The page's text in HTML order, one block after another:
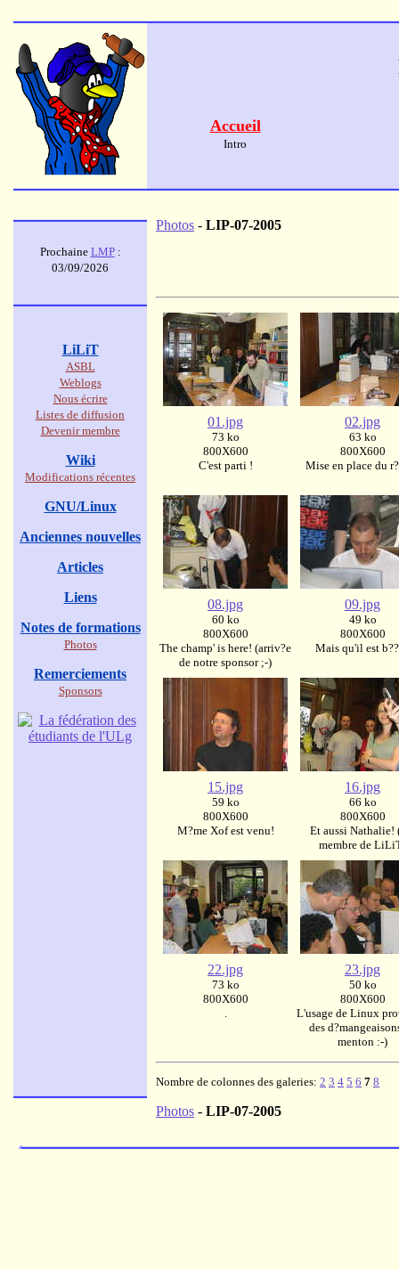
Accueil
Intro
Photos - LIP-07-2005
01.jpg
73 ko
800X600
C'est parti !
02.jpg
63 ko
800X600
Mise en place du
08.jpg
60 ko
800X600
The champ' is here! (arriv?e
de notre sponsor ;-)
09.jpg
49 ko
800X600
Mais qu'il est
15.jpg
59 ko
800X600
M?me Xof est venu!
16.jpg
66 ko
800X600
Et aussi Nathalie!
membre de
22.jpg
73 ko
800X600
.
23.jpg
50 ko
800X600
L'usage de Linux
des
menton :-)
Nombre de colonnes des galeries: 2 3 4 5 6 7 8
Photos - LIP-07-2005
Prochaine LMP:
03/09/2026
LiLiT
ASBL
Weblogs
Nous écrire
Listes de diffusion
Devenir membre
Wiki
Modifications récentes
GNU/Linux
Anciennes nouvelles
Articles
Liens
Notes de formations
Photos
Remerciements
Sponsors